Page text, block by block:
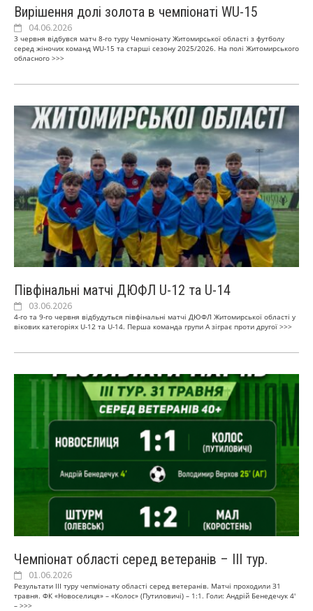
Вирішення долі золота в чемпіонаті WU-15
04.06.2026
3 червня відбувся матч 8-го туру Чемпіонату Житомирської області з футболу
серед жіночих команд WU-15 та старші сезону 2025/2026. На полі Житомирського
обласного >>>
Півфінальні матчі ДЮФЛ U-12 та U-14
03.06.2026
4-го та 9-го червня відбудуться півфінальні матчі ДЮФЛ Житомирської області у
вікових категоріях U-12 та U-14. Перша команда групи А зіграє проти другої >>>
Чемпіонат області серед ветеранів – ІІІ тур.
01.06.2026
Результати ІІІ туру чепміонату області серед ветеранів. Матчі проходили З1
травня. ФК «Новоселиця» – «Колос» (Путиловичі) – 1:1. Голи: Андрій Бенедечук 4′
– >>>